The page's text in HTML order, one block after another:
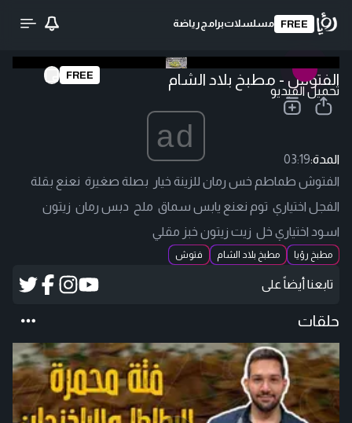
FREE مسلسلاتبرامج رياضة
تحميل الفيديو
FREE الفتوش - مطبخ بلاد الشام
ad
المدة:03:19
الفتوش طماطم خس رمان للزينة خيار بصلة صغيرة نعنع بقلة
الفجل اختياري توم نعنع يابس سماق ملح دبس رمان زيتون
اسود اختياري خل زيت زيتون خبز مقلي
مطبخ رؤيا مطبخ بلاد الشام فتوش
تابعنا أيضاً على
حلقات